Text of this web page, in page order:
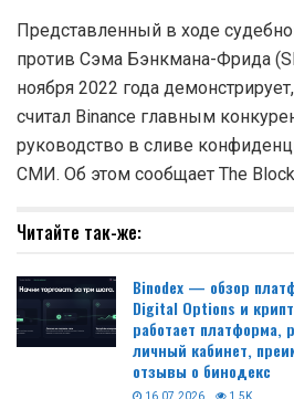
Представленный в ходе
против Сэма Бэнкмана-Фрида